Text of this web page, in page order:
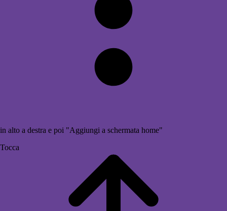
in alto a destra e poi "Aggiungi a schermata home"
Tocca